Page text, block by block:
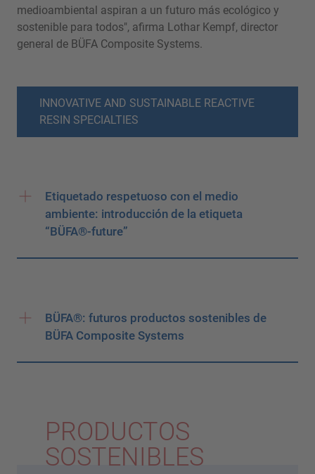
medioambiental aspiran a un futuro más ecológico y
sostenible para todos", afirma Lothar Kempf, director
general de BÜFA Composite Systems.
INNOVATIVE AND SUSTAINABLE REACTIVE
RESIN SPECIALTIES
Etiquetado respetuoso con el medio
ambiente: introducción de la etiqueta
“BÜFA®-future”
BÜFA®: futuros productos sostenibles de
BÜFA Composite Systems
PRODUCTOS
SOSTENIBLES